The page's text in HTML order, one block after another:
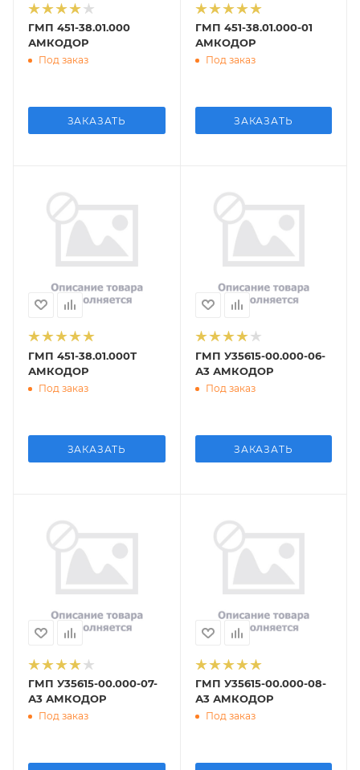
ГМП 451-38.01.000
АМКОДОР
Под заказ
ЗАКАЗАТЬ
ГМП 451-38.01.000-01
АМКОДОР
Под заказ
ЗАКАЗАТЬ
ГМП 451-38.01.000Т
АМКОДОР
Под заказ
ЗАКАЗАТЬ
ГМП У35615-00.000-06-
А3 АМКОДОР
Под заказ
ЗАКАЗАТЬ
ГМП У35615-00.000-07-
А3 АМКОДОР
Под заказ
ГМП У35615-00.000-08-
А3 АМКОДОР
Под заказ